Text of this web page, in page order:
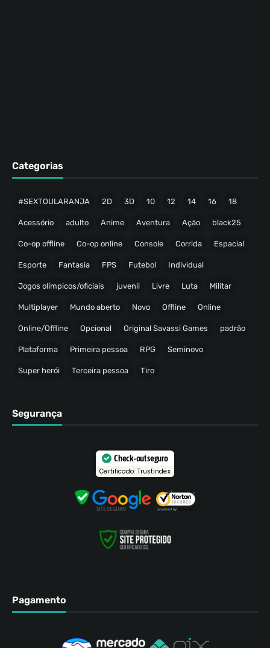
Categorias
#SEXTOULARANJA 2D 3D 10 12 14 16 18
Acessório adulto Anime Aventura Ação black25
Co-op offline Co-op online Console Corrida Espacial
Esporte Fantasia FPS Futebol Individual
Jogos olímpicos/oficiais juvenil Livre Luta Militar
Multiplayer Mundo aberto Novo Offline Online
Online/Offline Opcional Original Savassi Games padrão
Plataforma Primeira pessoa RPG Seminovo
Super herói Terceira pessoa Tiro
Segurança
Check-out seguro
Certificado: Trustindex
Pagamento